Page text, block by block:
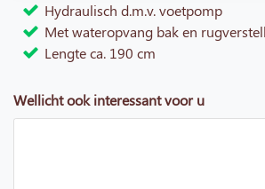
Hydraulisch d.m.v. voetpomp
Met wateropvang bak en
Lengte ca. 190 cm
Wellicht ook interessant voor u